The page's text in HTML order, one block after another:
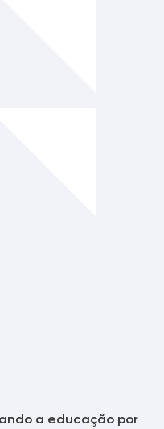
a educação por